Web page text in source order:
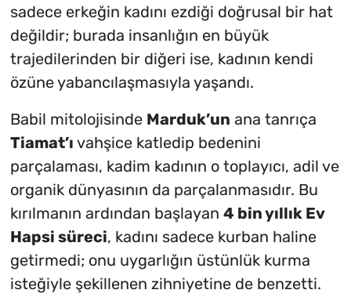
sadece erkeğin kadını ezdiği doğrusal bir hat
değildir; burada insanlığın en büyük
trajedilerinden bir diğeri ise, kadının kendi
özüne yabancılaşmasıyla yaşandı.
Babil mitolojisinde Marduk’un ana tanrıça
Tiamat’ı vahşice katledip bedenini
parçalaması, kadim kadının o toplayıcı, adil ve
organik dünyasının da parçalanmasıdır. Bu
kırılmanın ardından başlayan 4 bin yıllık Ev
Hapsi süreci, kadını sadece kurban haline
getirmedi; onu uygarlığın üstünlük kurma
isteğiyle şekillenen zihniyetine de benzetti.